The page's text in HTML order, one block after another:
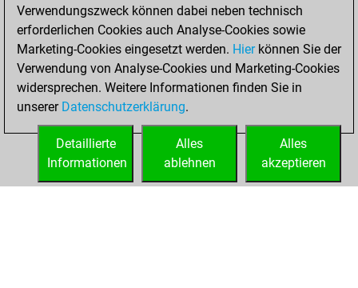
Dienstag,
Oktober 6, 2015
You played 1
slow games
Play
You scored +0
=0 -1 in slow games
Verwendungszweck können dabei neben technisch
erforderlichen Cookies auch Analyse-Cookies sowie
Marketing-Cookies eingesetzt werden. Hierkönnen Sie der
Verwendung von Analyse-Cookies und Marketing-Cookies
widersprechen. Weitere Informationen finden Sie in
unserer Datenschutzerklärung.
Alles
akzeptieren
Alles
ablehnen
Detaillierte
Informationen